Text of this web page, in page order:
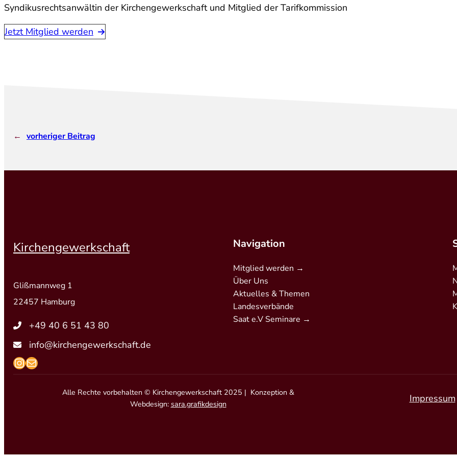
Syndikusrechtsanwältin der Kirchengewerkschaft und Mitglied der Tarifkommission
Jetzt Mitglied werden
← vorheriger Beitrag
Kirchengewerkschaft
Glißmannweg 1
22457 Hamburg
+49 40 6 51 43 80
info@kirchengewerkschaft.de
https://www.instagram.com/kirchengewerkschaft/
mailto:info@kirchengewerkschaft.de
Navigation
Mitglied werden →
Über Uns
Aktuelles & Themen
Landesverbände
Saat e.V Seminare →
Alle Rechte vorbehalten © Kirchengewerkschaft 2025 | Konzeption &
Webdesign: sara.grafikdesign Impressum